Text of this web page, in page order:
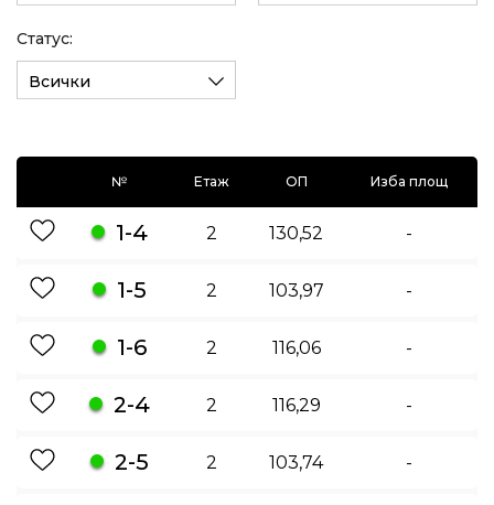
Статус:
Всички
№ Етаж ОП Изба площ
1-4 2 130,52 -
1-5 2 103,97 -
1-6 2 116,06 -
2-4 2 116,29 -
2-5 2 103,74 -